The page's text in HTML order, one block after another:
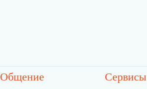
Общение Сервисы